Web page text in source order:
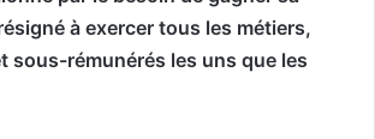
à exercer tous les métiers,
sous-rémunérés les uns que les